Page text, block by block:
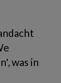
was in